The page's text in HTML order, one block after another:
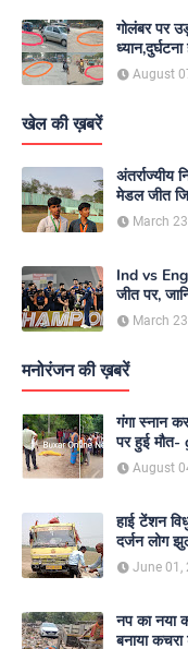
गोलंबर पर
August
खेल की ख़बरें
अंतर्राज्यीय
मेडल जीत
March
Ind vs
जीत पर,
March
मनोरंजन की ख़बरें
गंगा स्नान
पर हुई
August
हाई टेंशन
दर्जन लोग
June 01,
नप का नया
बनाया